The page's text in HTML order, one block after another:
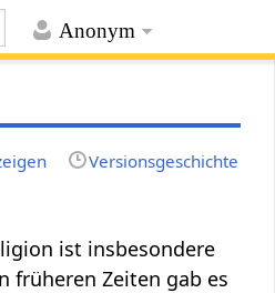
Anonym
Versionsgeschichte
ist insbesondere
früheren Zeiten gab es